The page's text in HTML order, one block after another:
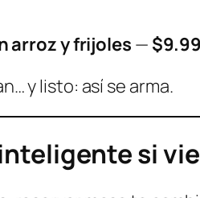
arroz y frijoles — $9.99
y listo: así se arma.
si